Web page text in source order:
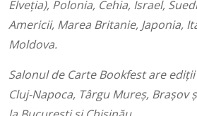
Elveția), Polonia, Cehia, Israel,
Americii, Marea Britanie, Japonia,
Moldova.
Salonul de Carte Bookfest are
Cluj-Napoca, Târgu Mureș,